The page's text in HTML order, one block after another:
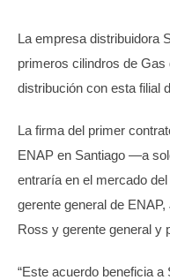
La empresa distribuidora
primeros cilindros de
distribución con esta filial
La firma del primer
ENAP en Santiago —a
entraría en el mercado
gerente general de
Ross y gerente general
“Este acuerdo beneficia